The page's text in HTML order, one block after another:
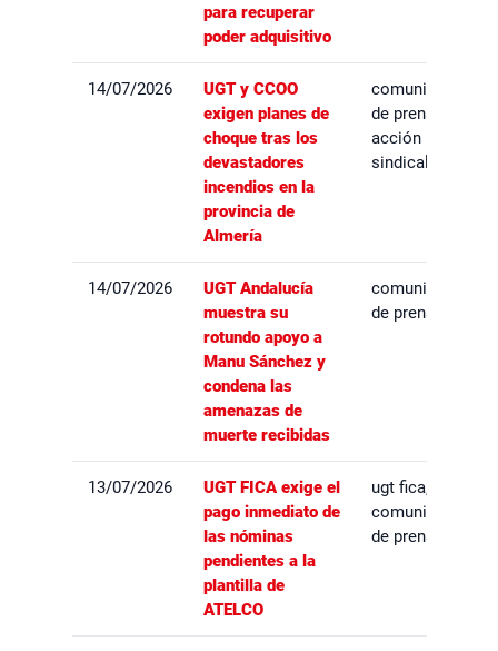
para recuperar
poder adquisitivo
14/07/2026
UGT y CCOO
exigen planes de
choque tras los
devastadores
incendios en la
provincia de
Almería
comunicados
de prensa,
acción
sindical
14/07/2026
UGT Andalucía
muestra su
rotundo apoyo a
Manu Sánchez y
condena las
amenazas de
muerte recibidas
comunicados
de prensa
13/07/2026
UGT FICA exige el
pago inmediato de
las nóminas
pendientes a la
plantilla de
ATELCO
ugt fica,
comunicados
de prensa